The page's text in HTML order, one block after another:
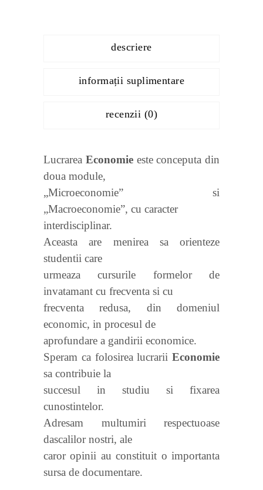
descriere
informații suplimentare
recenzii (0)
Lucrarea Economieeste conceputa din
doua module,
„Microeconomie” si
„Macroeconomie”, cu caracter
interdisciplinar.
Aceasta are menirea sa orienteze
studentii care
urmeaza cursurile formelor de
invatamant cu frecventa si cu
frecventa redusa, din domeniul
economic, in procesul de
aprofundare a gandirii economice.
Speram ca folosirea lucrarii Economie
sa contribuie la
succesul in studiu si fixarea
cunostintelor.
Adresam multumiri respectuoase
dascalilor nostri, ale
caror opinii au constituit o importanta
sursa de documentare.